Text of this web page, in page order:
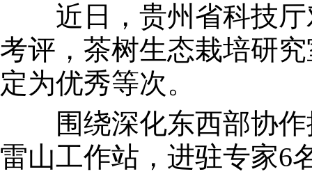
近日，贵州省科技厅
考评，茶树生态栽培研
定为优秀等次。
围绕深化东西部协作
雷山工作站，进驻专家6